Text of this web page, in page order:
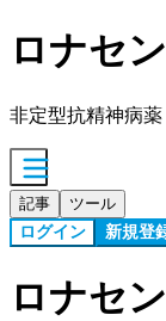
ロナセ
非定型抗精神病薬
記事 ツール
ログイン 新規登
ロナセ